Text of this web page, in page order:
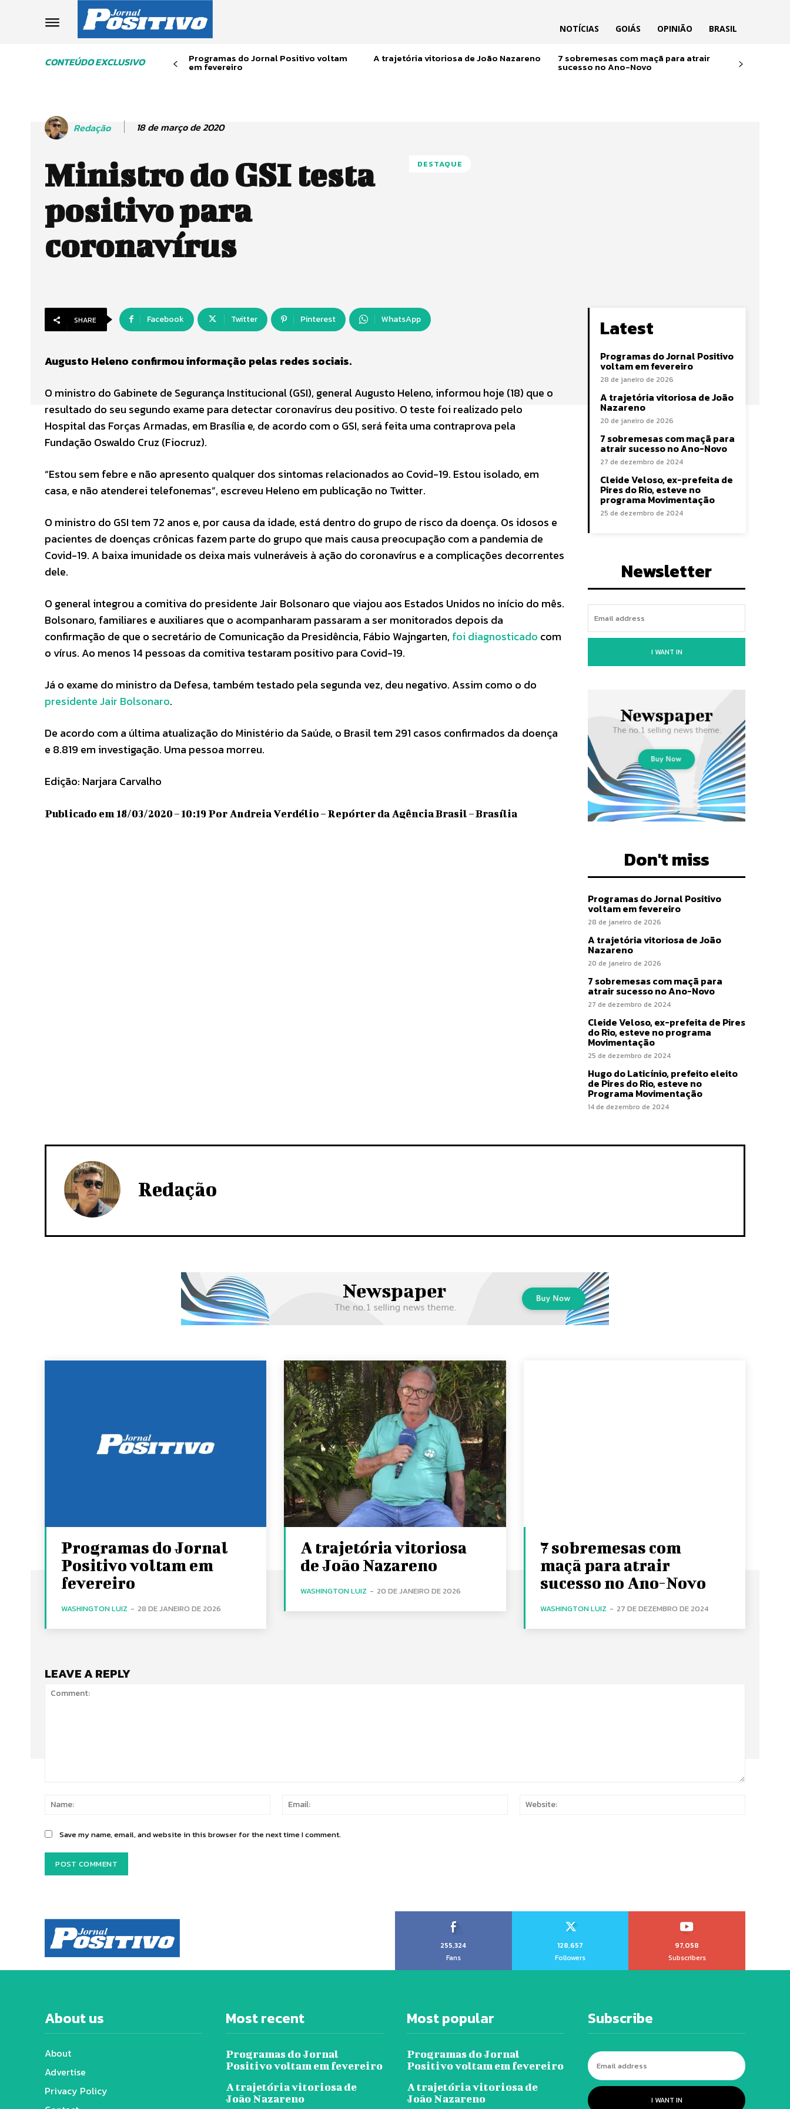
NOTÍCIAS GOIÁS OPINIÃO BRASIL
CONTEÚDO EXCLUSIVO Programas do Jornal Positivo voltam
em fevereiro
A trajetória vitoriosa de João Nazareno 7 sobremesas com maçã para atrair
sucesso no Ano-Novo
Redação 18 de março de 2020
Ministro do GSI testa
positivo para
coronavírus
DESTAQUE
SHARE Facebook Twitter Pinterest WhatsApp
Augusto Heleno confirmou informação pelas redes sociais.
O ministro do Gabinete de Segurança Institucional (GSI), general Augusto Heleno, informou hoje (18) que o
resultado do seu segundo exame para detectar coronavírus deu positivo. O teste foi realizado pelo
Hospital das Forças Armadas, em Brasília e, de acordo com o GSI, será feita uma contraprova pela
Fundação Oswaldo Cruz (Fiocruz).
“Estou sem febre e não apresento qualquer dos sintomas relacionados ao Covid-19. Estou isolado, em
casa, e não atenderei telefonemas”, escreveu Heleno em publicação no Twitter.
O ministro do GSI tem 72 anos e, por causa da idade, está dentro do grupo de risco da doença. Os idosos e
pacientes de doenças crônicas fazem parte do grupo que mais causa preocupação com a pandemia de
Covid-19. A baixa imunidade os deixa mais vulneráveis à ação do coronavírus e a complicações decorrentes
dele.
O general integrou a comitiva do presidente Jair Bolsonaro que viajou aos Estados Unidos no início do mês.
Bolsonaro, familiares e auxiliares que o acompanharam passaram a ser monitorados depois da
confirmação de que o secretário de Comunicação da Presidência, Fábio Wajngarten, foi diagnosticado com
o vírus. Ao menos 14 pessoas da comitiva testaram positivo para Covid-19.
Já o exame do ministro da Defesa, também testado pela segunda vez, deu negativo. Assim como o do
presidente Jair Bolsonaro.
De acordo com a última atualização do Ministério da Saúde, o Brasil tem 291 casos confirmados da doença
e 8.819 em investigação. Uma pessoa morreu.
Edição: Narjara Carvalho
Publicado em 18/03/2020 – 10:19 Por Andreia Verdélio – Repórter da Agência Brasil – Brasília
Latest
Programas do Jornal Positivo
voltam em fevereiro
28 de janeiro de 2026
A trajetória vitoriosa de João
Nazareno
20 de janeiro de 2026
7 sobremesas com maçã para
atrair sucesso no Ano-Novo
27 de dezembro de 2024
Cleide Veloso, ex-prefeita de
Pires do Rio, esteve no
programa Movimentação
25 de dezembro de 2024
Newsletter
I WANT IN
Don't miss
Programas do Jornal Positivo
voltam em fevereiro
28 de janeiro de 2026
A trajetória vitoriosa de João
Nazareno
20 de janeiro de 2026
7 sobremesas com maçã para
atrair sucesso no Ano-Novo
27 de dezembro de 2024
Cleide Veloso, ex-prefeita de Pires
do Rio, esteve no programa
Movimentação
25 de dezembro de 2024
Hugo do Laticínio, prefeito eleito
de Pires do Rio, esteve no
Programa Movimentação
14 de dezembro de 2024
Redação
Programas do Jornal
Positivo voltam em
fevereiro
WASHINGTON LUIZ - 28 DE JANEIRO DE 2026
A trajetória vitoriosa
de João Nazareno
WASHINGTON LUIZ - 20 DE JANEIRO DE 2026
7 sobremesas com
maçã para atrair
sucesso no Ano-Novo
WASHINGTON LUIZ - 27 DE DEZEMBRO DE 2024
LEAVE A REPLY
Name:
Email:
Save my name, email, and website in this browser for the next time I comment.
255,324
Fans
128,657
Followers
97,058
Subscribers
About us
About
Advertise
Privacy Policy
Most recent
Programas do Jornal
Positivo voltam em fevereiro
A trajetória vitoriosa de
João Nazareno
Most popular
Programas do Jornal
Positivo voltam em fevereiro
A trajetória vitoriosa de
João Nazareno
Subscribe
I WANT IN